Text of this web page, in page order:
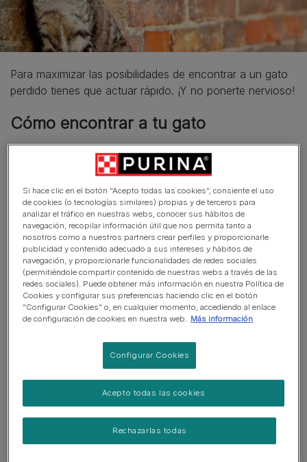
Para maximizar las posibilidades de encontrar a un gato
perdido tienes que actuar rápido. ¡Y no ponerte nervioso!
Cómo encontrar a tu gato
​Dedica al menos 15-30 minutos a llamar al gato por su
nombre, rodeando el sitio donde fue visto por última vez.
Haz sonidos familiares, como golpear el borde de una
lata con un tenedor o agitar una caja de comida seca.
Deja una puerta entreabierta al volver a casa.
Informa inmediatamente a los vecinos sobre la ausencia
de tu gato y pídeles permiso para mirar en sus garages
ya que los gatos en ocasiones se esconden ahí. Si sus
ventanas dan a tu casa quizás puedan echar un vistazo
Peina el vecindario (reclutando a vecinos y niños si es
posible) informando puerta a puerta de las
características de tu gato, tu número de teléfono y
ofreciendo una pequeña recompensa por cualquier
Si hace clic en el botón “Acepto todas las cookies”, consiente el uso
de cookies (o tecnologías similares) propias y de terceros para
analizar el tráfico en nuestras webs, conocer sus hábitos de
navegación, recopilar información útil que nos permita tanto a
nosotros como a nuestros partners crear perfiles y proporcionarle
publicidad y contenido adecuado a sus intereses y hábitos de
navegación, y proporcionarle funcionalidades de redes sociales
(permitiéndole compartir contenido de nuestras webs a través de las
redes sociales). Puede obtener más información en nuestra Política de
Cookies y configurar sus preferencias haciendo clic en el botón
“Configurar Cookies” o, en cualquier momento, accediendo al enlace
de configuración de cookies en nuestra web. Más información
Configurar Cookies
Rechazarlas todas
Acepto todas las cookies